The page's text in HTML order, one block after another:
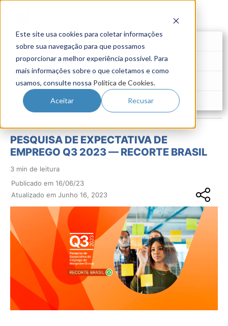
Este site usa cookies para coletar informações
sobre sua navegação para que possamos
proporcionar a melhor experiência possível. Para
mais informações sobre o que coletamos e como
usamos, consulte nossa Política de Cookies.
Aceitar Recusar
Gestão de Talentos
Novo Emprego
Pesquisas
PESQUISA DE EXPECTATIVA DE
EMPREGO Q3 2023 — RECORTE BRASIL
3 min de leitura
Publicado em 16/06/23
Atualizado em Junho 16, 2023